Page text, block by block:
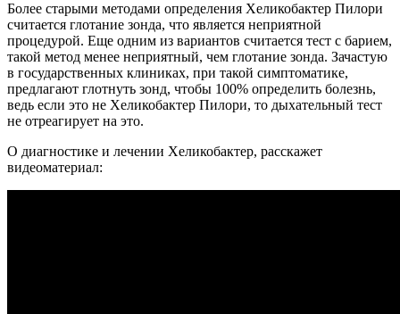
Более старыми методами определения Хеликобактер Пилори
считается глотание зонда, что является неприятной
процедурой. Еще одним из вариантов считается тест с барием,
такой метод менее неприятный, чем глотание зонда. Зачастую
в государственных клиниках, при такой симптоматике,
предлагают глотнуть зонд, чтобы 100% определить болезнь,
ведь если это не Хеликобактер Пилори, то дыхательный тест
не отреагирует на это.
О диагностике и лечении Хеликобактер, расскажет
видеоматериал: